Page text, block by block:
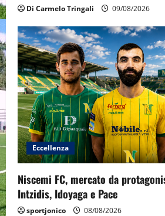
Di Carmelo Tringali 09/08/2026
Eccellenza
Niscemi FC, mercato da
Intzidis, Idoyaga e Pace
sportjonico 08/08/2026